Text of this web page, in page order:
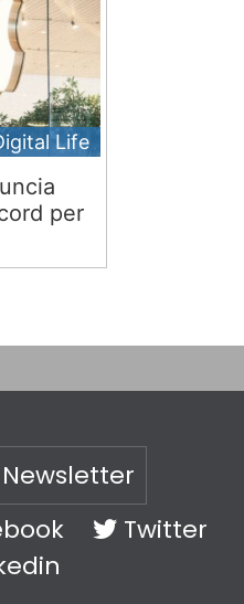
Life
per
Twitter